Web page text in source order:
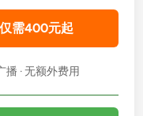
需400元起
播 · 无额外费用